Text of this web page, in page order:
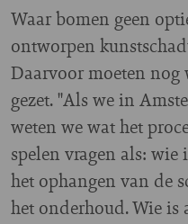
Waar bomen geen
ontworpen
Daarvoor moeten
gezet. "Als we in
weten we wat het
spelen vragen als:
het ophangen van de
het onderhoud. Wie is